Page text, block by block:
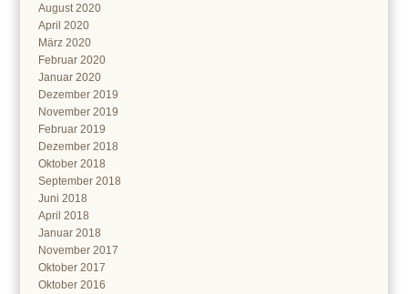
August 2020
April 2020
März 2020
Februar 2020
Januar 2020
Dezember 2019
November 2019
Februar 2019
Dezember 2018
Oktober 2018
September 2018
Juni 2018
April 2018
Januar 2018
November 2017
Oktober 2017
Oktober 2016